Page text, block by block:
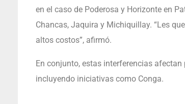
en el caso de Poderosa y Horizonte en
Chancas, Jaquira y Michiquillay. “Les
altos costos”, afirmó.
En conjunto, estas interferencias
incluyendo iniciativas como Conga.